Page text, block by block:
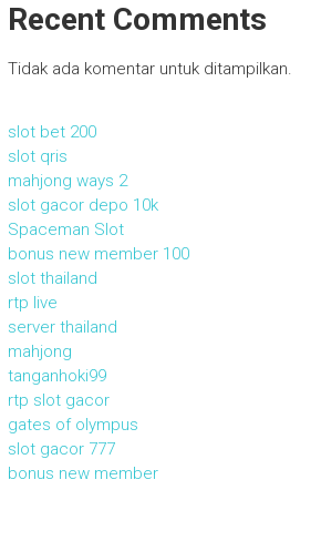
Recent Comments
Tidak ada komentar untuk ditampilkan.
slot bet 200
slot qris
mahjong ways 2
slot gacor depo 10k
Spaceman Slot
bonus new member 100
slot thailand
rtp live
server thailand
mahjong
tanganhoki99
rtp slot gacor
gates of olympus
slot gacor 777
bonus new member